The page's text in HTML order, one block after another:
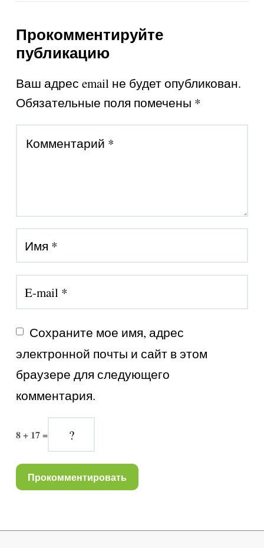
Прокомментируйте
публикацию
Ваш адрес email не будет опубликован.
Обязательные поля помечены *
Сохраните мое имя, адрес
электронной почты и сайт в этом
браузере для следующего
комментария.
8 + 17 =